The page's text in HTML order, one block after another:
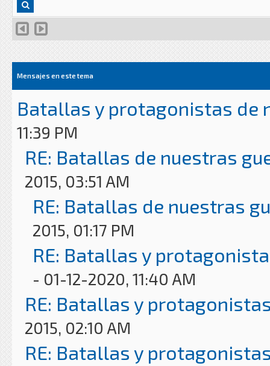
Mensajes en este tema
Batallas y protagonistas de
11:39 PM
RE: Batallas de nuestras
2015, 03:51 AM
RE: Batallas de nuestras
2015, 01:17 PM
RE: Batallas y
- 01-12-2020, 11:40 AM
RE: Batallas y
2015, 02:10 AM
RE: Batallas y